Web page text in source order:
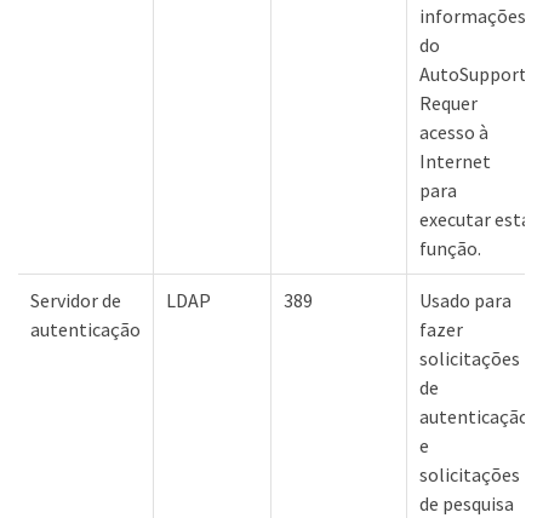
informações
do
AutoSupport.
Requer
acesso à
Internet
para
executar esta
função.
Servidor de
autenticação
LDAP 389
Usado para
fazer
solicitações
de
autenticação
e
solicitações
de pesquisa